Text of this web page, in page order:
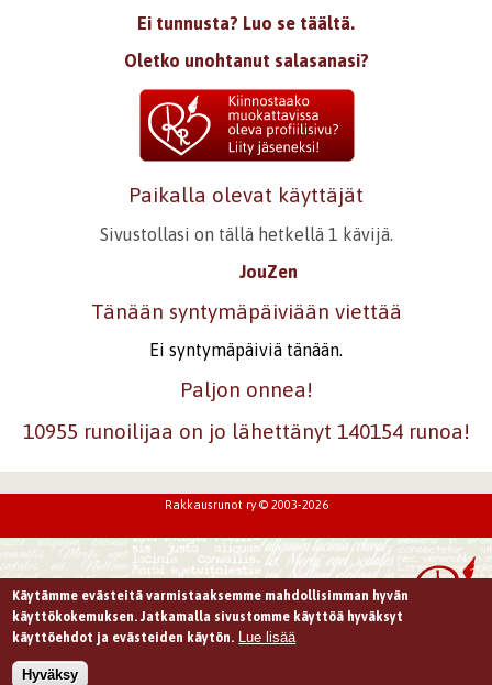
Ei tunnusta? Luo se täältä.
Oletko unohtanut salasanasi?
Paikalla olevat käyttäjät
Sivustollasi on tällä hetkellä 1 kävijä.
JouZen
Tänään syntymäpäiviään viettää
Ei syntymäpäiviä tänään.
Paljon onnea!
10955 runoilijaa on jo lähettänyt 140154 runoa!
Rakkausrunot ry © 2003-2026
Käytämme evästeitä varmistaaksemme mahdollisimman hyvän
käyttökokemuksen. Jatkamalla sivustomme käyttöä hyväksyt
käyttöehdot ja evästeiden käytön. Lue lisää
Hyväksy